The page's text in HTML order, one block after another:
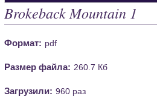
Brokeback Mountain 1
Формат: pdf
Размер файла: 260.7 Кб
Загрузили: 960 раз